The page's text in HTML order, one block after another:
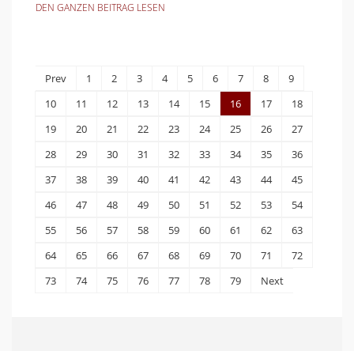
DEN GANZEN BEITRAG LESEN
Prev 1 2 3 4 5 6 7 8
9
10
11 12 13 14 15 16 17
18
19
20 21 22 23 24 25 26
27
28
29 30 31 32 33 34 35
36
37
38 39 40 41 42 43 44
45
46
47 48 49 50 51 52 53
54
55
56 57 58 59 60 61 62
63
64
65 66 67 68 69 70 71
72
73
74 75 76 77 78 79 Next